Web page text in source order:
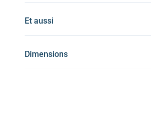
Et aussi
Dimensions